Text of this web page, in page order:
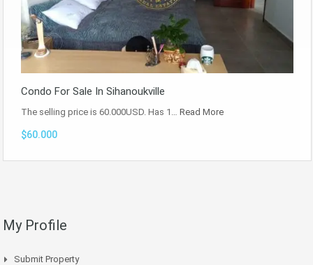
Condo For Sale In Sihanoukville
The selling price is 60.000USD. Has 1… Read More
$60.000
My Profile
Submit Property